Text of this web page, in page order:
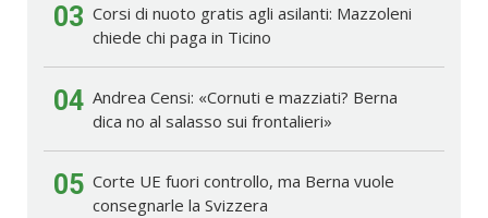
03 Corsi di nuoto gratis agli asilanti: Mazzoleni
chiede chi paga in Ticino
04 Andrea Censi: «Cornuti e mazziati? Berna
dica no al salasso sui frontalieri»
05 Corte UE fuori controllo, ma Berna vuole
consegnarle la Svizzera